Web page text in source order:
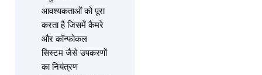
आवश्यकताओं को पूरा
करता है जिसमें कैमरे
और कॉन्फोकल
सिस्टम जैसे उपकरणों
का नियंत्रण